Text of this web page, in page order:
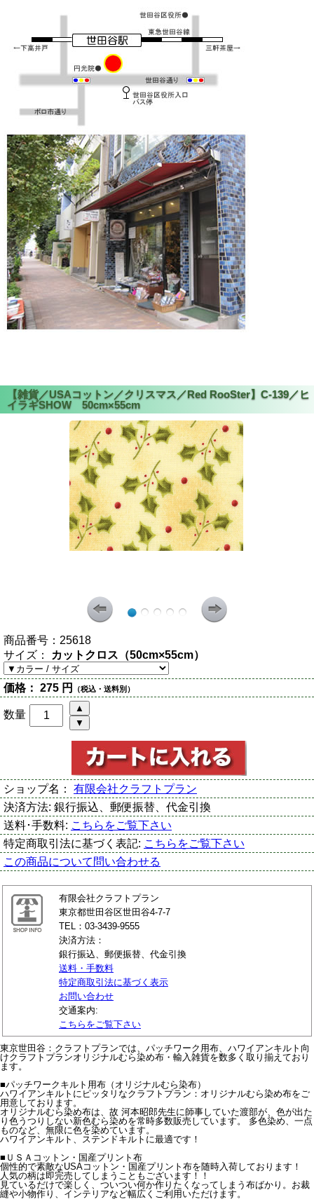
商品番号： 25618
サイズ： カットクロス（50cm×55cm）
価格： 275 円 （税込・送料別）
数量
ショップ名： 有限会社クラフトプラン
決済方法: 銀行振込、郵便振替、代金引換
送料･手数料: こちらをご覧下さい
特定商取引法に基づく表記: こちらをご覧下さい
この商品について問い合わせる
有限会社クラフトプラン
東京都世田谷区世田谷4-7-7
TEL：03-3439-9555
決済方法：
銀行振込、郵便振替、代金引換
送料・手数料
特定商取引法に基づく表示
お問い合わせ
交通案内:
こちらをご覧下さい
東京世田谷：クラフトプランでは、パッチワーク用布、ハワイアンキルト向
けクラフトプランオリジナルむら染め布・輸入雑貨を数多く取り揃えており
ます。
■パッチワークキルト用布（オリジナルむら染布）
ハワイアンキルトにピッタリなクラフトプラン：オリジナルむら染め布をご
用意しております。
オリジナルむら染め布は、故 河本昭郎先生に師事していた渡部が、色が出た
り色うつりしない新色むら染めを常時多数販売しています。 多色染め、一点
ものなど、無限に色を染めています。
ハワイアンキルト、ステンドキルトに最適です！
■ＵＳＡコットン・国産プリント布
個性的で素敵なUSAコットン・国産プリント布を随時入荷しております！
人気の柄は即完売してしまうこともございます！！
見ているだけで楽しく、ついつい何か作りたくなってしまう布ばかり。お裁
縫や小物作り、インテリアなど幅広くご利用いただけます。